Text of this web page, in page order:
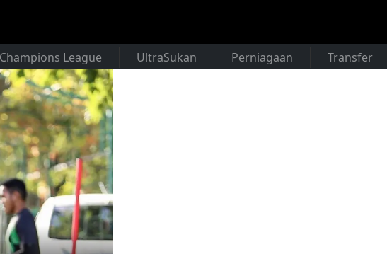
League UltraSukan Perniagaan Transfer